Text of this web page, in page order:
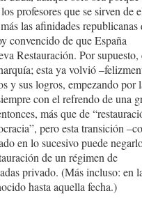
profesores que se sirven de
las afinidades republicanas
convencido de que España
Restauración. Por supuesto,
esta ya volvió
y sus logros, empezando por
con el refrendo de una
más que de
pero esta transición
en lo sucesivo puede
de un régimen de
privado. (Más incluso: en
hasta aquella fecha.)